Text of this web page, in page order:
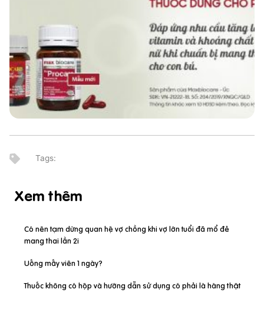
Xem thêm
Có nên tạm dừng quan hệ vợ chồng khi vợ lớn tuổi đã mổ đẻ
mang thai lần 2i
Uống mấy viên 1 ngày?
Thuốc không có hộp và hướng dẫn sử dụng có phải là hàng thật